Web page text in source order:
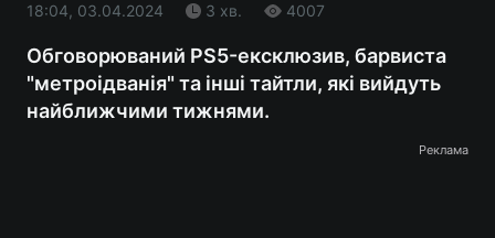
18:04, 03.04.2024 3 хв. 4007
Обговорюваний PS5-ексклюзив, барвиста
"метроідванія" та інші тайтли, які вийдуть
найближчими тижнями.
Реклама